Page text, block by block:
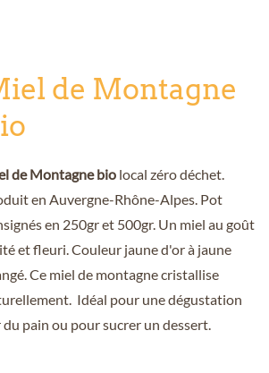
de Montagne
de Montagne biolocal zéro déchet.
en Auvergne-Rhône-Alpes. Pot
en 250gr et 500gr. Un miel au goût
et fleuri. Couleur jaune d'or à jaune
Ce miel de montagne cristallise
Idéal pour une dégustation
du pain ou pour sucrer un dessert.